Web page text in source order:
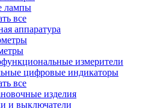
лампы
все
аппаратура
измерители
цифровые индикаторы
все
изделия
и выключатели